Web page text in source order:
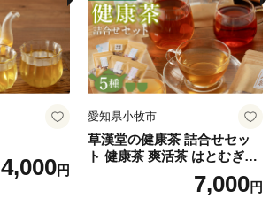
4,000円
愛知県小牧市
草漢堂の健康茶 詰合せセッ
ト 健康茶 爽活茶 はとむぎ茶
温補茶 健食茶 和漢紅茶 お茶
7,000円